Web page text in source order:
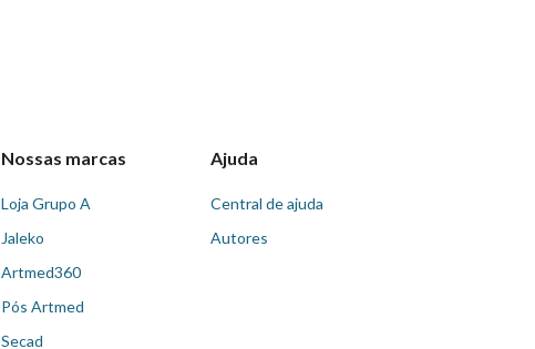
Nossas marcas
Loja Grupo A
Jaleko
Artmed360
Pós Artmed
Secad
Ajuda
Central de ajuda
Autores